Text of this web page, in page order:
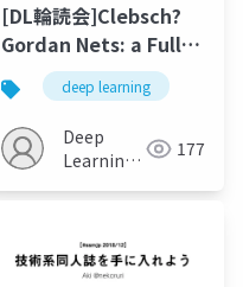
[DL輪読会]Clebsch?
Gordan Nets: a Fully
Fourier Space
Spherical
Convolutional Neural
Network
deep learning
Deep
Learning
177